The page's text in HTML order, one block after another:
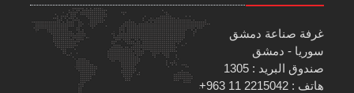
غرفة صناعة دمشق
سوريا - دمشق
صندوق البريد : 1305
هاتف : 2215042 11 963+